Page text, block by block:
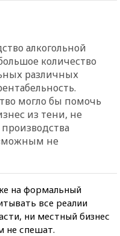
алкогольной
количество
различных
могло бы помочь
из тени, не
не
на формальный
все реалии
ни местный бизнес
не спешат.